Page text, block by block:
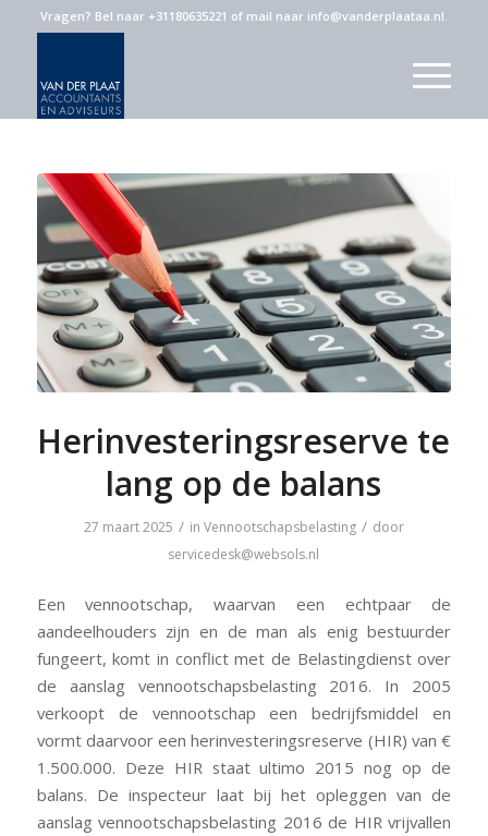
Vragen? Bel naar +31180635221 of mail naar info@vanderplaataa.nl.
Herinvesteringsreserve te
lang op de balans
27 maart 2025 / in Vennootschapsbelasting / door
servicedesk@websols.nl
Een vennootschap, waarvan een echtpaar de
aandeelhouders zijn en de man als enig bestuurder
fungeert, komt in conflict met de Belastingdienst over
de aanslag vennootschapsbelasting 2016. In 2005
verkoopt de vennootschap een bedrijfsmiddel en
vormt daarvoor een herinvesteringsreserve (HIR) van €
1.500.000. Deze HIR staat ultimo 2015 nog op de
balans. De inspecteur laat bij het opleggen van de
aanslag vennootschapsbelasting 2016 de HIR vrijvallen